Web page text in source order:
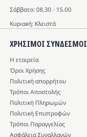
Σάββατο: 08.30 - 15.00
Κυριακή: Κλειστά
ΧΡΗΣΙΜΟΙ ΣΥΝΔΕΣΜΟΙ
Η εταιρεία
Όροι Χρήσης
Πολιτική απορρήτου
Τρόποι Αποστολής
Πολιτική Πληρωμών
Πολιτική Επιστροφών
Τρόποι Παραγγελίας
Ασφάλεια Συναλλαγών